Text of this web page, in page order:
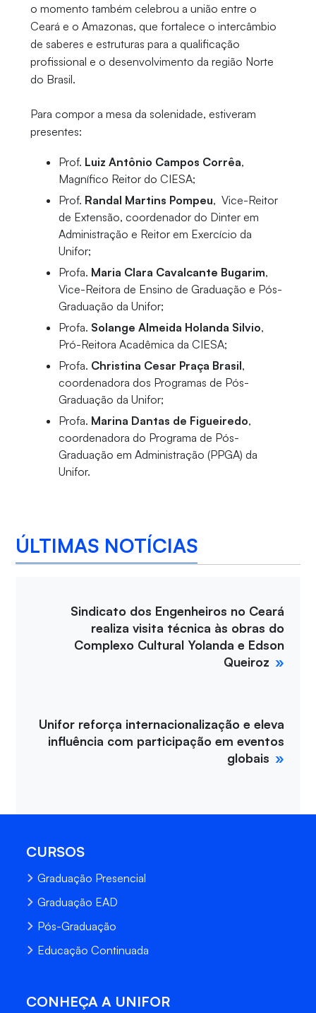
o momento também celebrou a união entre o
Ceará e o Amazonas, que fortalece o intercâmbio
de saberes e estruturas para a qualificação
profissional e o desenvolvimento da região Norte
do Brasil.
Para compor a mesa da solenidade, estiveram
presentes:
Prof. Luiz Antônio Campos Corrêa,
Magnífico Reitor do CIESA;
Prof. Randal Martins Pompeu, Vice-Reitor
de Extensão, coordenador do Dinter em
Administração e Reitor em Exercício da
Unifor;
Profa. Maria Clara Cavalcante Bugarim,
Vice-Reitora de Ensino de Graduação e Pós-
Graduação da Unifor;
Profa. Solange Almeida Holanda Silvio,
Pró-Reitora Acadêmica da CIESA;
Profa. Christina Cesar Praça Brasil,
coordenadora dos Programas de Pós-
Graduação da Unifor;
Profa. Marina Dantas de Figueiredo,
coordenadora do Programa de Pós-
Graduação em Administração (PPGA) da
Unifor.
ÚLTIMAS NOTÍCIAS
Sindicato dos Engenheiros no Ceará
realiza visita técnica às obras do
Complexo Cultural Yolanda e Edson
Queiroz
Unifor reforça internacionalização e eleva
influência com participação em eventos
globais
CURSOS
Graduação Presencial
Graduação EAD
Pós-Graduação
Educação Continuada
CONHEÇA A UNIFOR